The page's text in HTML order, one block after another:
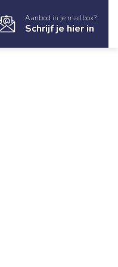
Aanbod in je mailbox?
Schrijf je hier in